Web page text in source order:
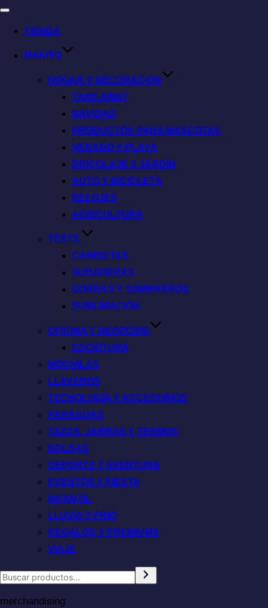
TIENDA
MAKITO
HOGAR Y DECORACIÓN
TAKE AWAY
NAVIDAD
PRODUCTOS PARA MASCOTAS
VERANO Y PLAYA
BRICOLAJE Y JARDÍN
AUTO Y BICICLETA
RELOJES
AGRICULTURA
TEXTIL
CAMISETAS
SUDADERAS
GORRAS Y SOMBREROS
SUBLIMACIÓN
OFICINA Y NEGOCIOS
ESCRITURA
MOCHILAS
LLAVEROS
TECNOLOGÍA Y ACCESORIOS
PARAGUAS
TAZAS, JARRAS Y TERMOS
BOLSAS
DEPORTE Y AVENTURA
EVENTOS Y FIESTA
INFANTIL
LLUVIA Y FRIO
REGALOS Y PREMIUMS
VIAJE
merchandising